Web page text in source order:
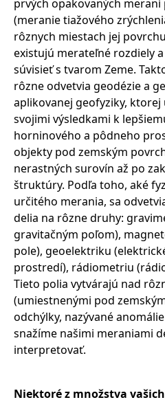
prvých opakovaných
(meranie tiažového
rôznych miestach jej
existujú merateľné rozdiely
súvisieť s tvarom Zeme.
rôzne odvetvia geodézie a
aplikovanej geofyziky,
svojimi výsledkami k
horninového a pôdneho
objekty pod zemským
nerastných surovín až po
štruktúry. Podľa toho, aké
určitého merania, sa
delia na rôzne druhy:
gravitačným poľom),
pole), geoelektriku
prostredí), rádiometriu
Tieto polia vytvárajú nad
(umiestnenými pod
odchýlky, nazývané
snažíme našimi meraniami
interpretovať.
Niektoré z množstva